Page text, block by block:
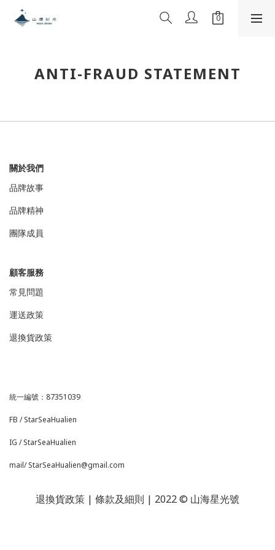
ANTI-FRAUD STATEMENT
關於我們
品牌故事
品牌精神
團隊成員
顧客服務
常見問題
運送政策
退換貨政策
統一編號：87351039
FB /StarSeaHualien
IG /StarSeaHualien
mail/ StarSeaHualien@gmail.com
退換貨政策 | 條款及細則 | 2022 © 山海星光號